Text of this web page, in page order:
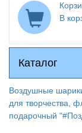
В
Каталог
Каталог
Воздушные
для творчества,
подарочный